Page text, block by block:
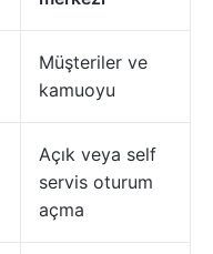
Müşteriler ve
kamuoyu
Açık veya self
servis oturum
açma